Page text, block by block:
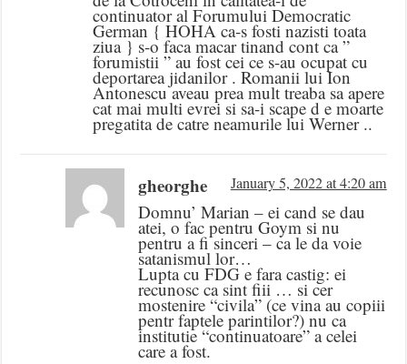
continuator al Forumului Democratic
German { HOHA ca-s fosti nazisti toata
ziua } s-o faca macar tinand cont ca ”
forumistii ” au fost cei ce s-au ocupat cu
deportarea jidanilor . Romanii lui Ion
Antonescu aveau prea mult treaba sa apere
cat mai multi evrei si sa-i scape d e moarte
pregatita de catre neamurile lui Werner ..
gheorghe January 5, 2022 at 4:20 am
Domnu’ Marian – ei cand se dau
atei, o fac pentru Goym si nu
pentru a fi sinceri – ca le da voie
satanismul lor…
Lupta cu FDG e fara castig: ei
recunosc ca sint fiii … si cer
mostenire “civila” (ce vina au copiii
pentr faptele parintilor?) nu ca
institutie “continuatoare” a celei
care a fost.